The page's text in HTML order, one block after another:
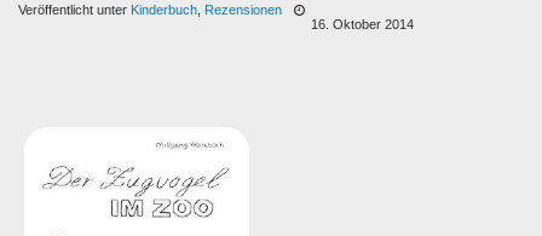
Veröffentlicht unter Kinderbuch Rezensionen
16. Oktober 2014